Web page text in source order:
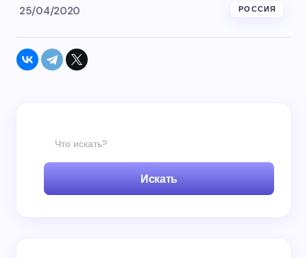
25/04/2020 РОССИЯ
Искать